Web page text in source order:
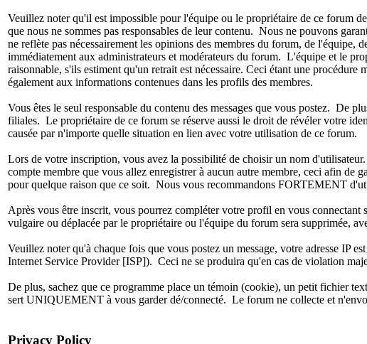
Veuillez noter qu'il est impossible pour l'équipe ou le propriétaire de ce forum
que nous ne sommes pas responsables de leur contenu. Nous ne pouvons
ne reflète pas nécessairement les opinions des membres du forum, de
immédiatement aux administrateurs et modérateurs du forum. L'équipe et le
raisonnable, s'ils estiment qu'un retrait est nécessaire. Ceci étant une
également aux informations contenues dans les profils des membres.
Vous êtes le seul responsable du contenu des messages que vous postez. De
filiales. Le propriétaire de ce forum se réserve aussi le droit de révéler votre
causée par n'importe quelle situation en lien avec votre utilisation de ce forum.
Lors de votre inscription, vous avez la possibilité de choisir un nom
compte membre que vous allez enregistrer à aucun autre membre, ceci afin
pour quelque raison que ce soit. Nous vous recommandons FORTEMENT
Après vous être inscrit, vous pourrez compléter votre profil en vous
vulgaire ou déplacée par le propriétaire ou l'équipe du forum sera supprimée,
Veuillez noter qu'à chaque fois que vous postez un message, votre adresse IP
Internet Service Provider [ISP]). Ceci ne se produira qu'en cas de violation
De plus, sachez que ce programme place un témoin (cookie), un petit fichier
sert UNIQUEMENT à vous garder dé/connecté. Le forum ne collecte et
Privacy Policy